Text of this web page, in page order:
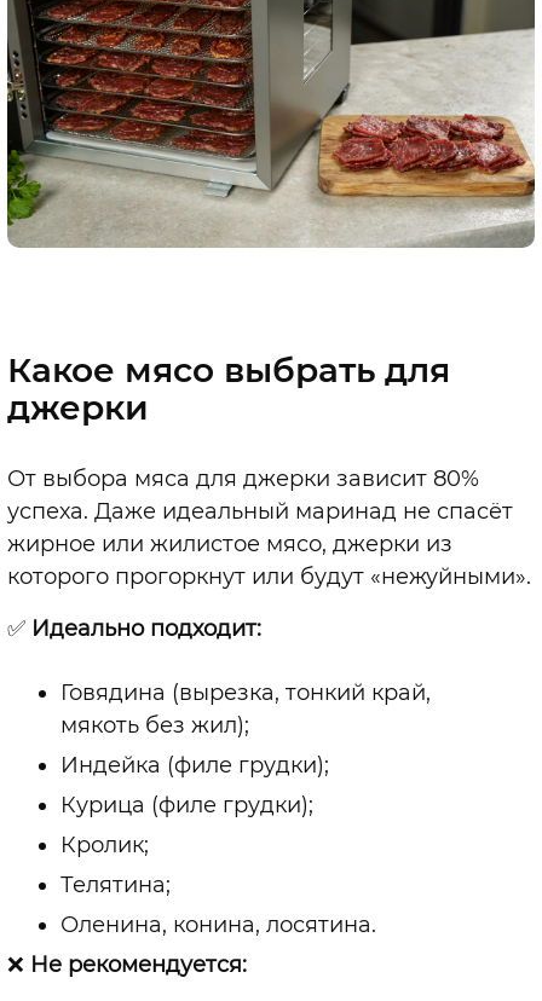
Какое мясо выбрать для
джерки
От выбора мяса для джерки зависит 80%
успеха. Даже идеальный маринад не спасёт
жирное или жилистое мясо, джерки из
которого прогоркнут или будут «нежуйными».
✅ Идеально подходит:
Говядина (вырезка, тонкий край,
мякоть без жил);
Индейка (филе грудки);
Курица (филе грудки);
Кролик;
Телятина;
Оленина, конина, лосятина.
❌ Не рекомендуется: